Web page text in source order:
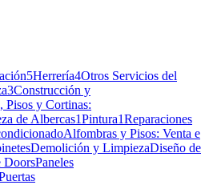
5Herrería4Otros Servicios del
3Construcción y
Pisos y Cortinas:
de Albercas1Pintura1Reparaciones
Alfombras y Pisos: Venta e
Demolición y LimpiezaDiseño de
DoorsPaneles